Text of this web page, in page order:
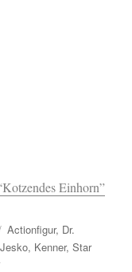
Einhorn”
Schlagwörter
Actionfigur, Dr.
Jesko, Kenner,Star
zu